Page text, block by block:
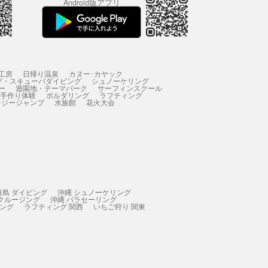
Android版アプリ
房 日帰り温泉 カヌー･カヤック
・スキューバダイビング シュノーケリング
遊園地・テーマパーク サーフィンスクール
作り体験 ボルダリング ラフティング
ージャンプ 水族館 花火大会
島 ダイビング 沖縄 シュノーケリング
ルージング 沖縄 パラセーリング
グ ラフティング 関西 いちご狩り 関東